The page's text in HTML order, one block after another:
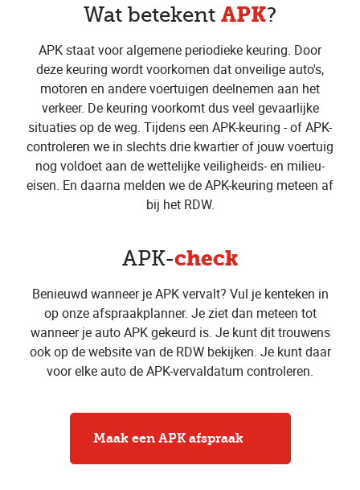
Wat betekent APK?
APK staat voor algemene periodieke keuring. Door
deze keuring wordt voorkomen dat onveilige auto's,
motoren en andere voertuigen deelnemen aan het
verkeer. De keuring voorkomt dus veel gevaarlijke
situaties op de weg. Tijdens een APK-keuring - of APK-
controleren we in slechts drie kwartier of jouw voertuig
nog voldoet aan de wettelijke veiligheids- en milieu-
eisen. En daarna melden we de APK-keuring meteen af
bij het RDW.
APK-check
Benieuwd wanneer je APK vervalt? Vul je kenteken in
op onze afspraakplanner. Je ziet dan meteen tot
wanneer je auto APK gekeurd is. Je kunt dit trouwens
ook op de website van de RDW bekijken. Je kunt daar
voor elke auto de APK-vervaldatum controleren.
Maak een APK afspraak